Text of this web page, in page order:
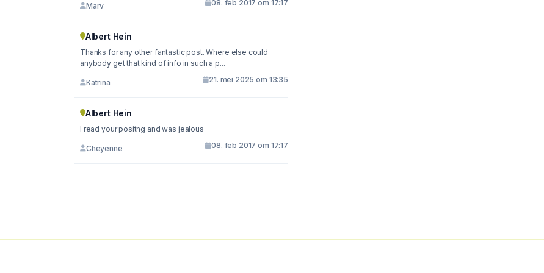
Marv 08. feb 2017 om 17:17
Albert Hein
Thanks for any other fantastic post. Where else could
anybody get that kind of info in such a p...
Katrina 21. mei 2025 om 13:35
Albert Hein
I read your positng and was jealous
Cheyenne 08. feb 2017 om 17:17